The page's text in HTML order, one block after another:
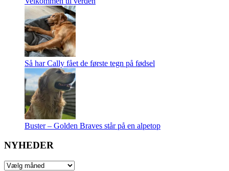
Så har Cally fået de første tegn på fødsel
Buster – Golden Braves står på en alpetop
NYHEDER
NYHEDER